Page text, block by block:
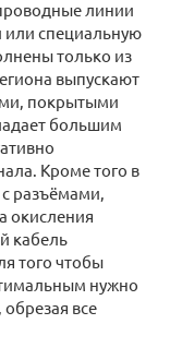
линии
или специальную
только из
выпускают
покрытыми
большим
Кроме того в
разъёмами,
окисления
кабель
того чтобы
нужно
все